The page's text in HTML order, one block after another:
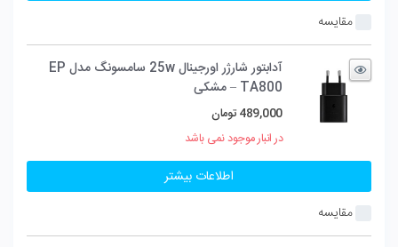
مقایسه
آدابتور شارژر اورجینال 25w سامسونگ مدل EP
TA800 – مشکی
489,000 تومان
در انبار موجود نمی باشد
اطلاعات بیشتر
مقایسه